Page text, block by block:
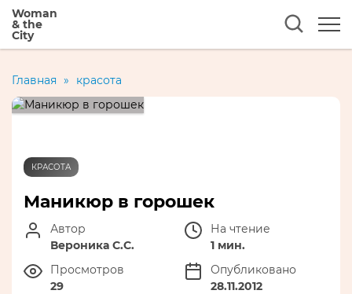
Woman
& the
City
Главная » красота
КРАСОТА
Маникюр в горошек
Автор
Вероника С.С.
На чтение
1 мин.
Просмотров
29
Опубликовано
28.11.2012